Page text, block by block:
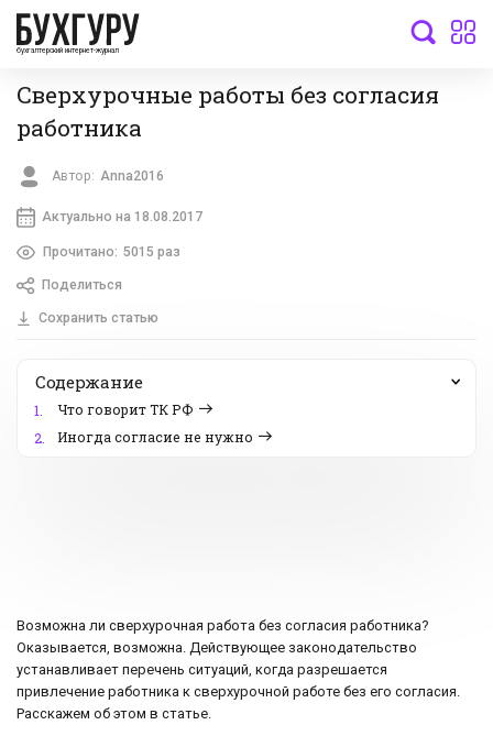
бухгалтерский интернет-журнал
Сверхурочные работы без согласия
работника
Автор: Anna2016
Актуально на 18.08.2017
Прочитано: 5015 раз
Поделиться
Сохранить статью
Содержание
1.
Что говорит ТК РФ
2.
Иногда согласие не нужно
Возможна ли сверхурочная работа без согласия работника?
Оказывается, возможна. Действующее законодательство
устанавливает перечень ситуаций, когда разрешается
привлечение работника к сверхурочной работе без его согласия.
Расскажем об этом в статье.